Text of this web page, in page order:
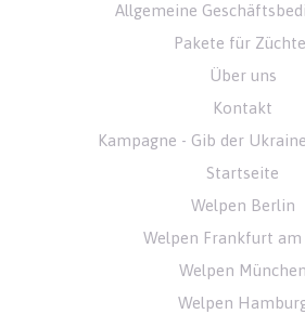
Allgemeine
Pakete für
Über uns
Kontakt
Kampagne - Gib der
Startseite
Welpen Berlin
Welpen Frankfurt am
Welpen München
Welpen